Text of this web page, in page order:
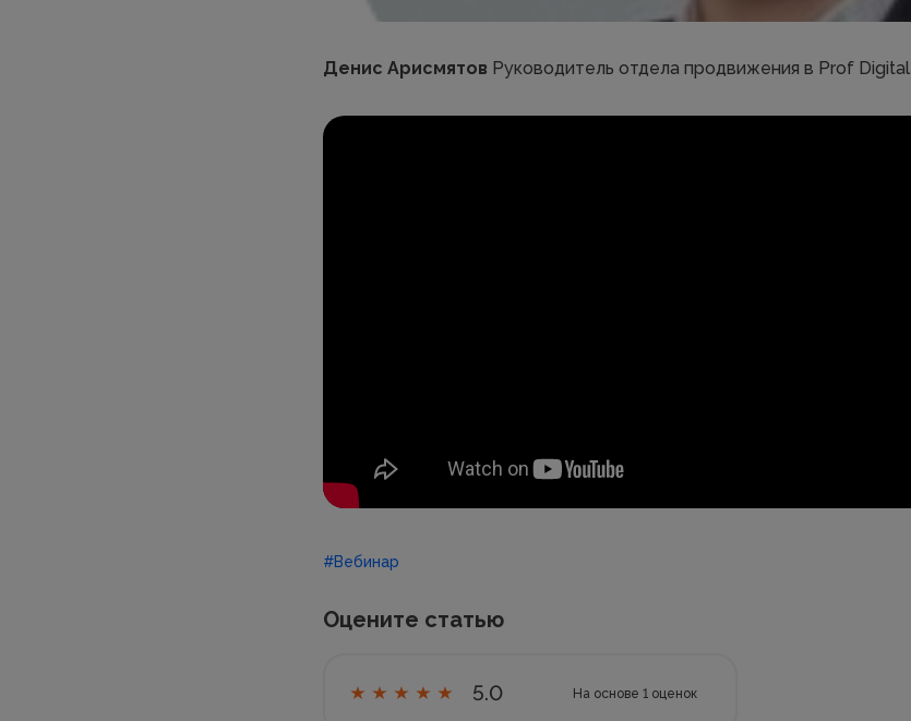
Денис Арисмятов Руководитель отдела продвижения в Prof Digital
#Вебинар
Оцените статью
5.0 На основе 1 оценок